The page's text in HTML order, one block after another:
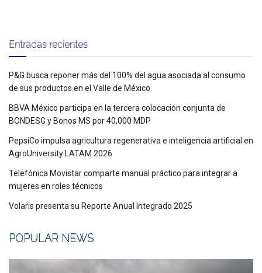
Entradas recientes
P&G busca reponer más del 100% del agua asociada al consumo
de sus productos en el Valle de México
BBVA México participa en la tercera colocación conjunta de
BONDESG y Bonos MS por 40,000 MDP
PepsiCo impulsa agricultura regenerativa e inteligencia artificial en
AgroUniversity LATAM 2026
Telefónica Movistar comparte manual práctico para integrar a
mujeres en roles técnicos
Volaris presenta su Reporte Anual Integrado 2025
POPULAR NEWS